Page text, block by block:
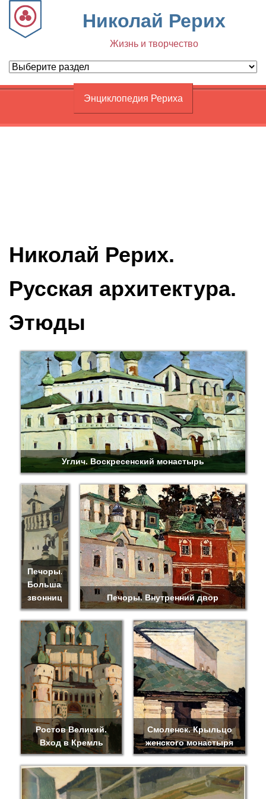
Николай Рерих
Жизнь и творчество
Энциклопедия Рериха
Николай Рерих.
Русская архитектура.
Этюды
Углич. Воскресенский монастырь
Печоры.
Большая
звонница
Печоры. Внутренний двор
Ростов Великий.
Вход в Кремль
Смоленск. Крыльцо
женского монастыря